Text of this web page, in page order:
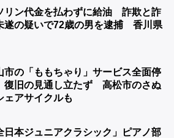
リン代金を払わずに給油 詐欺と詐
遂の疑いで72歳の男を逮捕 香川県
市の「ももちゃり」サービス全面停
旧の見通し立たず 高松市のさぬ
ェアサイクルも
日本ジュニアクラシック」ピアノ部